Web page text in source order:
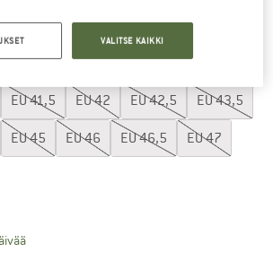
EU37 EU 38 EU39 EU39,5
EU41,5 EU42 EU42,5 EU43,5
EU45 EU46 EU46,5 EU47
Linkki avautuu tietokentässä ja sisältää
VALITSE KAIKKI